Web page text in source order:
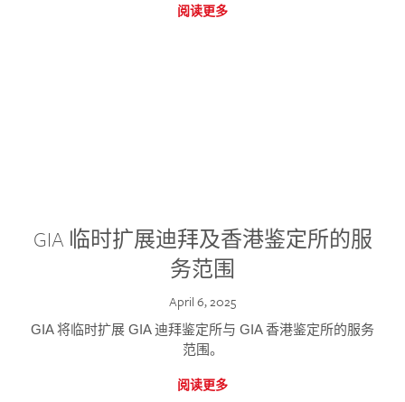
阅读更多
GIA 临时扩展迪拜及香港鉴定所的服
务范围
April 6, 2025
GIA 将临时扩展 GIA 迪拜鉴定所与 GIA 香港鉴定所的服务
范围。
阅读更多